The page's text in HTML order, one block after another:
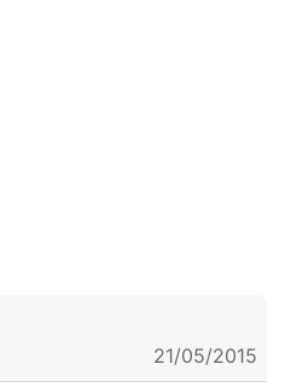
21/05/2015